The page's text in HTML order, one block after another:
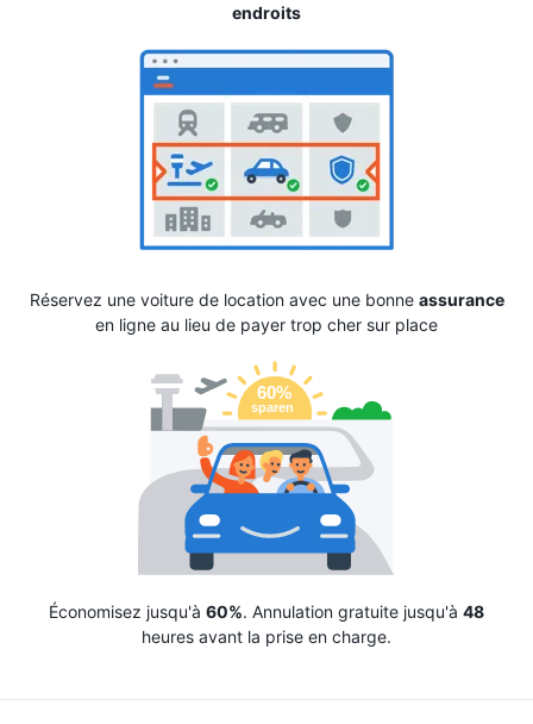
endroits
Réservez une voiture de location avec une bonne assurance
en ligne au lieu de payer trop cher sur place
Économisez jusqu'à 60%. Annulation gratuite jusqu'à 48
heures avant la prise en charge.